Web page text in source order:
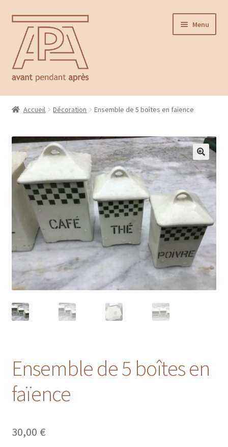
Aller
navigation
Aller
contenu
Menu
Accueil
menu
enfant
Contact
Accueil Décoration Ensemble de 5 boîtes en faïence
Ensemble de 5 boîtes en
faïence
30,00 €